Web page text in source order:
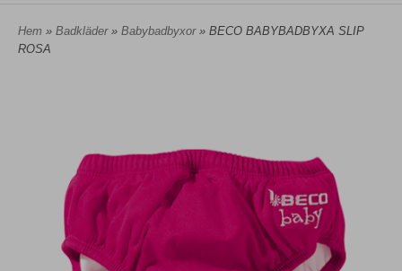
Hem » Badkläder » Babybadbyxor » BECO BABYBADBYXA SLIP
ROSA